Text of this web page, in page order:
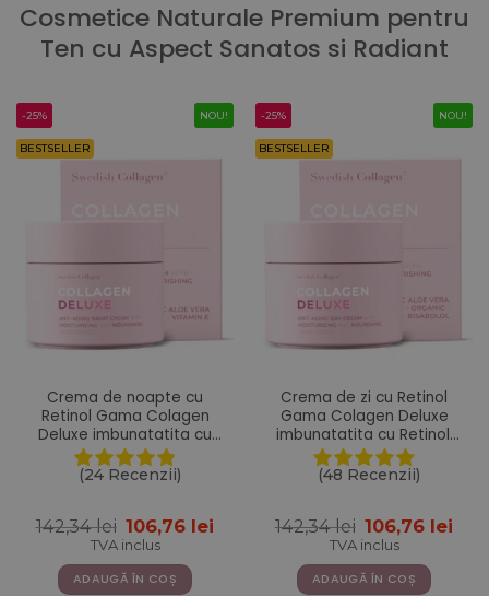
Cosmetice Naturale Premium pentru
Ten cu Aspect Sanatos si Radiant
-25%
BESTSELLER
NOU!
Crema de noapte cu
Retinol Gama Colagen
Deluxe imbunatatita cu
Aloe Vera, Unt de Shea,
Vitamina E si Niacinamide
(24 Recenzii)
142,34lei Prețul
inițial
a
fost:
106,76 lei
TVA inclus
ADAUGĂ ÎN COȘ
-25%
BESTSELLER
NOU!
Crema de zi cu Retinol
Gama Colagen Deluxe
imbunatatita cu Retinol,
Acid Hialuronic, Colagen
Marin, Vitamina E, Unt de
Shea, Ulei de Jojoba, Aloe
(48 Recenzii)
142,34lei Prețul
inițial
a
fost:
106,76 lei
TVA inclus
ADAUGĂ ÎN COȘ